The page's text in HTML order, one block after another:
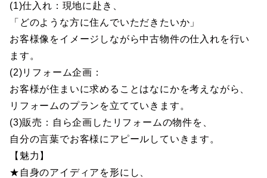
(1)仕入れ：現地に赴き、
「どのような方に住んでいただきたいか」
お客様像をイメージしながら中古物件の仕入れを行い
ます。
(2)リフォーム企画：
お客様が住まいに求めることはなにかを考えながら、
リフォームのプランを立てていきます。
(3)販売：自ら企画したリフォームの物件を、
自分の言葉でお客様にアピールしていきます。
【魅力】
★自身のアイディアを形にし、